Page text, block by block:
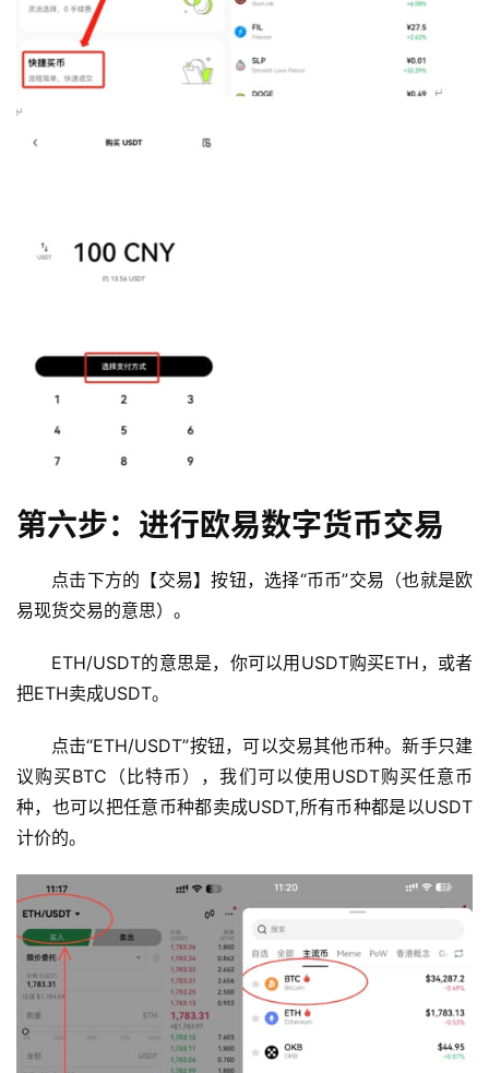
闻
情
常
见
问
题
第六步：进行欧易数字货币交易
点击下方的【交易】按钮，选择“币币”交易（也就是欧
易现货交易的意思）。
ETH/USDT的意思是，你可以用USDT购买ETH，或者
把ETH卖成USDT。
点击“ETH/USDT”按钮，可以交易其他币种。新手只建
议购买BTC（比特币），我们可以使用USDT购买任意币
种，也可以把任意币种都卖成USDT,所有币种都是以USDT
计价的。